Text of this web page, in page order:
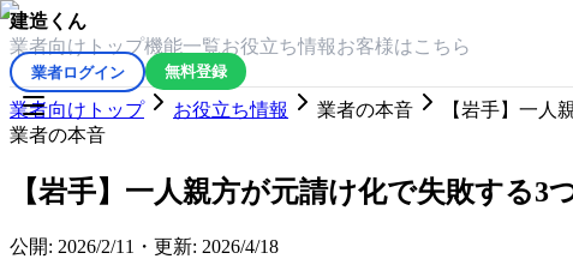
建造くん
業者向けトップ機能一覧お役立ち情報 お客様はこちら
業者ログイン 無料登録
業者向けトップ お役立ち情報 業者の本音
【岩手】一人
業者の本音
【岩手】一人親方が元請け化で失敗する
公開: 2026/2/11 ・ 更新: 2026/4/18